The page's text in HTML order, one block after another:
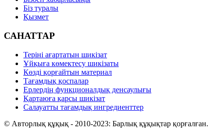
Біз туралы
Қызмет
САНАТТАР
Теріні ағартатын шикізат
Ұйқыға көмектесу шикізаты
Көзді қорғайтын материал
Тағамдық қоспалар
Ерлердің функционалдық денсаулығы
Қартаюға қарсы шикізат
Салауатты тағамдық ингредиенттер
© Авторлық құқық - 2010-2023: Барлық құқықтар қорғалған.